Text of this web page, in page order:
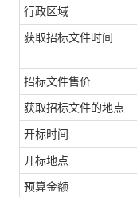
行政区域
获取招标文件时间
招标文件售价
获取招标文件的地点
开标时间
开标地点
预算金额